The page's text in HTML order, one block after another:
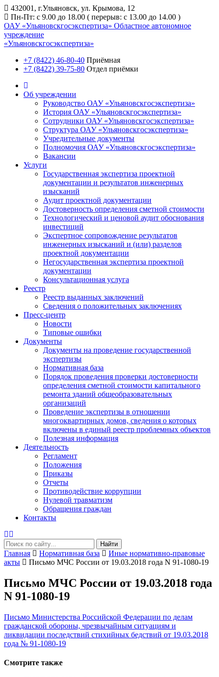
432001, г.Ульяновск, ул. Крымова, 12
Пн-Пт: с 9.00 до 18.00 ( перерыв: с 13.00 до 14.00 )
ОАУ «Ульяновскгосэкспертиза» Областное автономное
учреждение
«Ульяновскгосэкспертиза»
+7 (8422) 46-80-40 Приёмная
+7 (8422) 39-75-80 Отдел приёмки
Об учреждении
Руководство ОАУ «Ульяновскгосэкспертиза»
История ОАУ «Ульяновскгосэкспертиза»
Сотрудники ОАУ «Ульяновскгосэкспертиза»
Структура ОАУ «Ульяновскгосэкспертиза»
Учредительные документы
Полномочия ОАУ «Ульяновскгосэкспертиза»
Вакансии
Услуги
Государственная экспертиза проектной
документации и результатов инженерных
изысканий
Аудит проектной документации
Достоверность определения сметной стоимости
Технологический и ценовой аудит обоснования
инвестиций
Экспертное сопровождение результатов
инженерных изысканий и (или) разделов
проектной документации
Негосударственная экспертиза проектной
документации
Консультационная услуга
Реестр
Реестр выданных заключений
Сведения о положительных заключениях
Пресс-центр
Новости
Типовые ошибки
Документы
Документы на проведение государственной
экспертизы
Нормативная база
Порядок проведения проверки достоверности
определения сметной стоимости капитального
ремонта зданий общеобразовательных
организаций
Проведение экспертизы в отношении
многоквартирных домов, сведения о которых
включены в единый реестр проблемных объектов
Полезная информация
Деятельность
Регламент
Положения
Приказы
Отчеты
Противодействие коррупции
Нулевой травматизм
Обращения граждан
Контакты
Найти
Главная Нормативная база
Иные нормативно-правовые
акты
Письмо МЧС России от 19.03.2018 года N 91-1080-19
Письмо МЧС России от 19.03.2018 года
N 91-1080-19
Письмо Министерства Российской Федерации по делам
гражданской обороны, чрезвычайным ситуациям и
ликвидации последствий стихийных бедствий от 19.03.2018
года № 91-1080-19
Смотрите также